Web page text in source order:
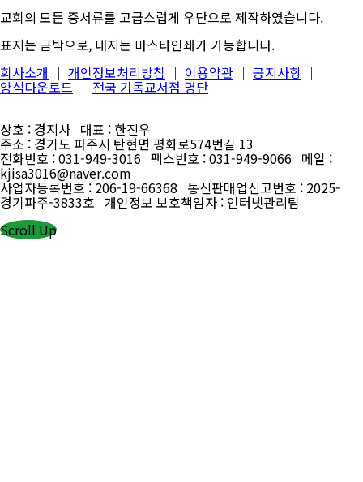
교회의 모든 증서류를 고급스럽게 우단으로 제작하였습니다.
표지는 금박으로, 내지는 마스타인쇄가 가능합니다.
회사소개 │ 개인정보처리방침 │ 이용약관 │ 공지사항 │
양식다운로드 │ 전국 기독교서점 명단
상호 : 경지사 대표 : 한진우
주소 : 경기도 파주시 탄현면 평화로574번길 13
전화번호 : 031-949-3016 팩스번호 : 031-949-9066 메일 :
kjisa3016@naver.com
사업자등록번호 : 206-19-66368 통신판매업신고번호 : 2025-
경기파주-3833호 개인정보 보호책임자 : 인터넷관리팀
Scroll Up